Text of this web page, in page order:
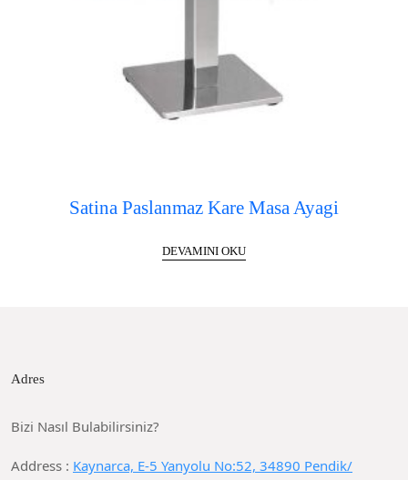
Satina Paslanmaz Kare Masa Ayagi
DEVAMINI OKU
Adres
Bizi Nasıl Bulabilirsiniz?
Address : Kaynarca, E-5 Yanyolu No:52, 34890 Pendik/